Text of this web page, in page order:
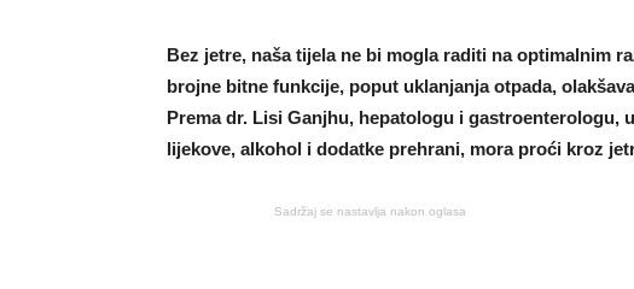
Bez jetre, naša tijela ne bi mogla raditi na optimalnim
brojne bitne funkcije, poput uklanjanja otpada,
Prema dr. Lisi Ganjhu, hepatologu i gastroenterologu,
lijekove, alkohol i dodatke prehrani, mora proći kroz
Sadržaj se nastavlja nakon oglasa